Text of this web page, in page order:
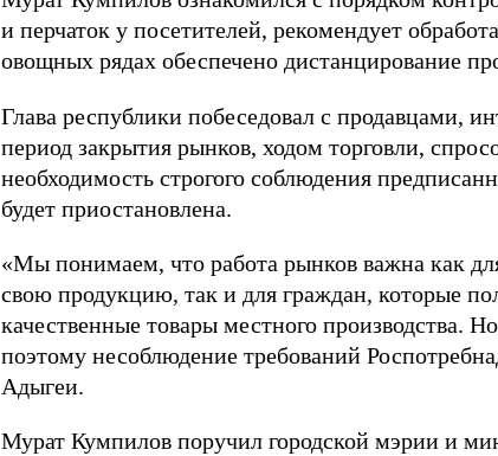
и перчаток у посетителей, рекомендует
овощных рядах обеспечено дистанцирование
Глава республики побеседовал с продавцами,
период закрытия рынков, ходом торговли,
необходимость строгого соблюдения
будет приостановлена.
«Мы понимаем, что работа рынков важна как
свою продукцию, так и для граждан, которые
качественные товары местного производства.
поэтому несоблюдение требований
Адыгеи.
Мурат Кумпилов поручил городской мэрии и